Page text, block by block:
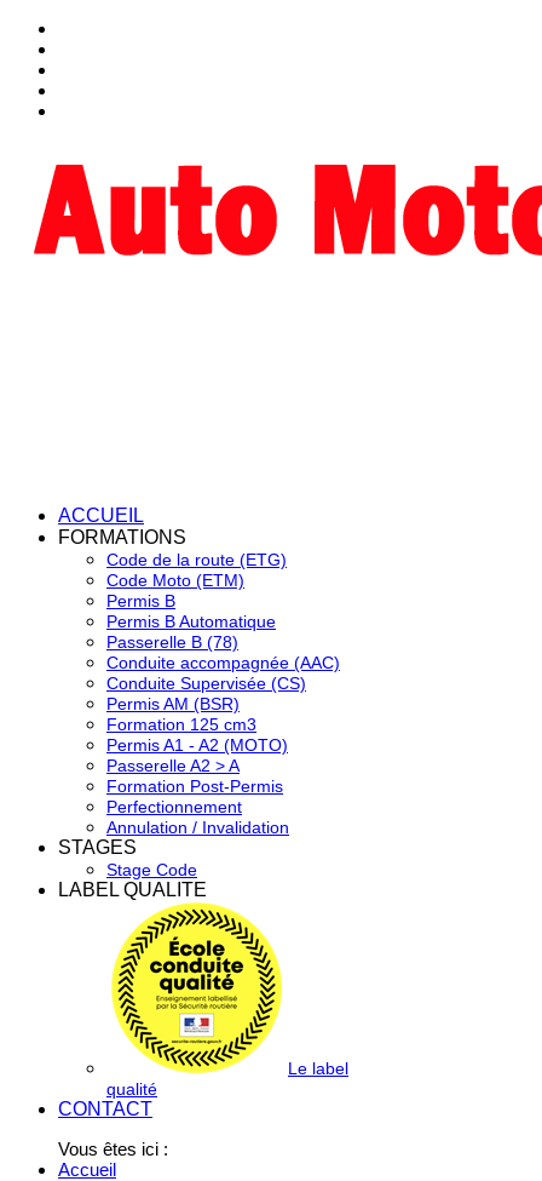
ACCUEIL
FORMATIONS
Code de la route (ETG)
Code Moto (ETM)
Permis B
Permis B Automatique
Passerelle B (78)
Conduite accompagnée (AAC)
Conduite Supervisée (CS)
Permis AM (BSR)
Formation 125 cm3
Permis A1 - A2 (MOTO)
Passerelle A2 > A
Formation Post-Permis
Perfectionnement
Annulation / Invalidation
STAGES
Stage Code
LABEL QUALITE
Le label
qualité
CONTACT
Vous êtes ici :
Accueil